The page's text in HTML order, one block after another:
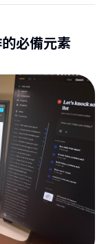
必備元素